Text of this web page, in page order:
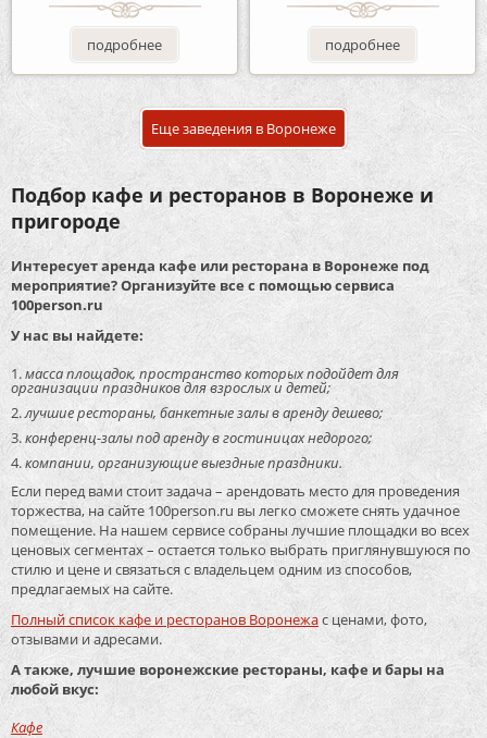
подробнее подробнее
Еще заведения в Воронеже
Подбор кафе и ресторанов в Воронеже и
пригороде
Интересует аренда кафе или ресторана в Воронеже под
мероприятие? Организуйте все с помощью сервиса
100person.ru
У нас вы найдете:
масса площадок, пространство которых подойдет для
организации праздников для взрослых и детей;
лучшие рестораны, банкетные залы в аренду дешево;
конференц-залы под аренду в гостиницах недорого;
компании, организующие выездные праздники.
Если перед вами стоит задача – арендовать место для проведения
торжества, на сайте 100person.ru вы легко сможете снять удачное
помещение. На нашем сервисе собраны лучшие площадки во всех
ценовых сегментах – остается только выбрать приглянувшуюся по
стилю и цене и связаться с владельцем одним из способов,
предлагаемых на сайте.
Полный список кафе и ресторанов Воронежас ценами, фото,
отзывами и адресами.
А также, лучшие воронежские рестораны, кафе и бары на
любой вкус:
Кафе